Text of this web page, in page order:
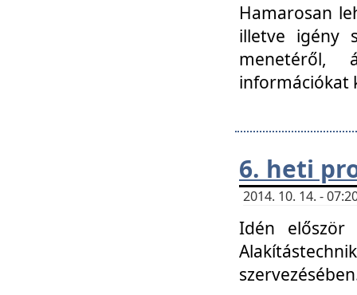
Hamarosan
illetve igény
menetéről,
információkat
6. heti
2014. 10. 14. -
Idén